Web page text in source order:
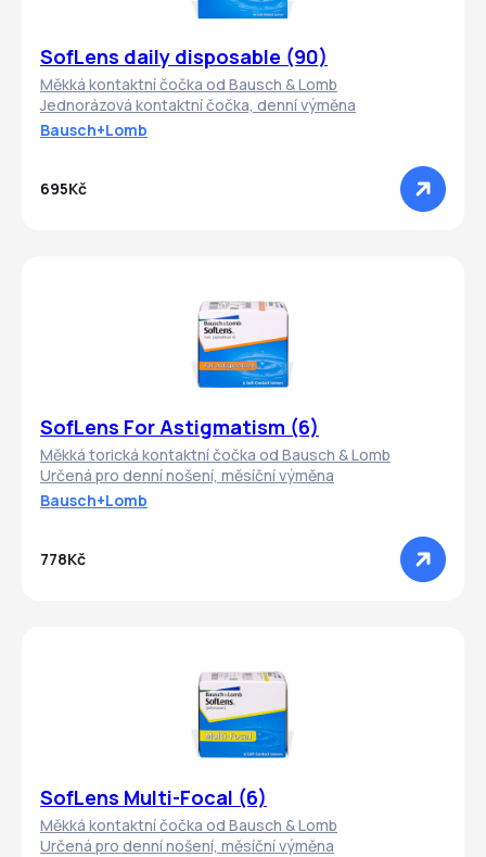
SofLens daily disposable (90)
Měkká kontaktní čočka od Bausch & Lomb
Jednorázová kontaktní čočka, denní výměna
Bausch+Lomb
695Kč
SofLens For Astigmatism (6)
Měkká torická kontaktní čočka od Bausch & Lomb
Určená pro denní nošení, měsíční výměna
Bausch+Lomb
778Kč
SofLens Multi-Focal (6)
Měkká kontaktní čočka od Bausch & Lomb
Určená pro denní nošení, měsíční výměna